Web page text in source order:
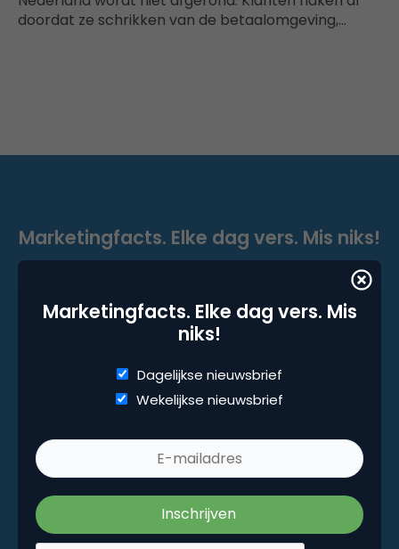
doordat ze schrikken van de betaalomgeving,…
Marketingfacts. Elke dag vers. Mis
niks!
Dagelijkse nieuwsbrief
Wekelijkse nieuwsbrief
Marketingfacts. Elke dag vers. Mis niks!
Wekelijkse nieuwsbrief